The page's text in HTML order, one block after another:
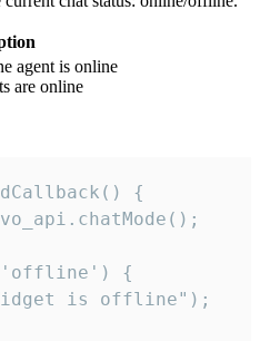
agent is online
are online
{
{
is offline");